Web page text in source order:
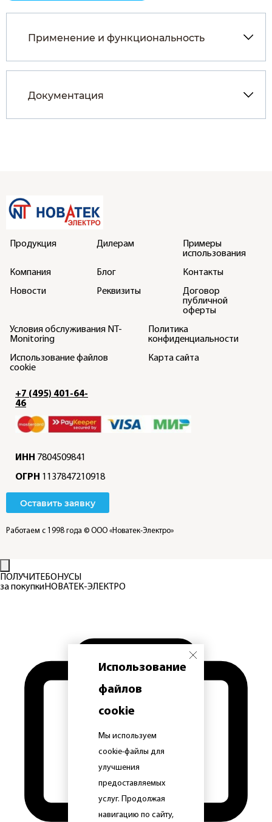
Применение и функциональность
Документация
Продукция Дилерам
Примеры
использования
Компания
Блог
Контакты
Новости
Реквизиты
Договор
публичной
оферты
Условия обслуживания NT-
Monitoring
Политика
конфиденциальности
Использование файлов
cookie
Карта сайта
+7 (495) 401-64-
46
ИНН 7804509841
ОГРН 1137847210918
Оставить заявку
Работаем с 1998 года © ООО «Новатек-Электро»
Использование
файлов
cookie
Мы используем
cookie-файлы для
улучшения
предоставляемых
услуг. Продолжая
навигацию по сайту,
ПОЛУЧИТЕБОНУСЫ
за покупкиНОВАТЕК-ЭЛЕКТРО